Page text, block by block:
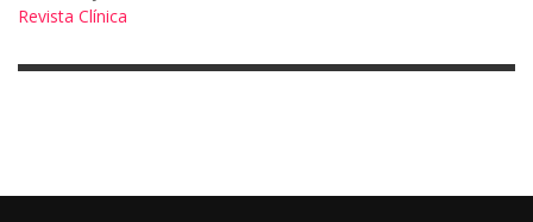
Revista Clínica